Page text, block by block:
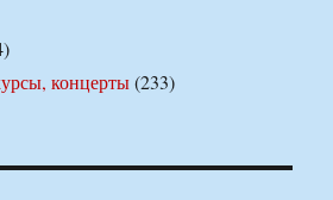
концерты(233)